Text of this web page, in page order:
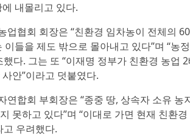
내몰리고 있다.
업협회 회장은 “친환경 임차농이 전체의
이들을 제도 밖으로 몰아내고 있다”며 “
했다. 그는 또 “이재명 정부가 친환경 농
안”이라고 덧붙였다.
연합회 부회장은 “종중 땅, 상속자 소유
못하고 있다”며 “이대로 가면 현재 친환
고 우려했다.